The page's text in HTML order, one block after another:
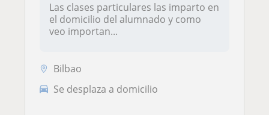
Las clases particulares las imparto en
el domicilio del alumnado y como
veo importan...
Bilbao
Se desplaza a domicilio